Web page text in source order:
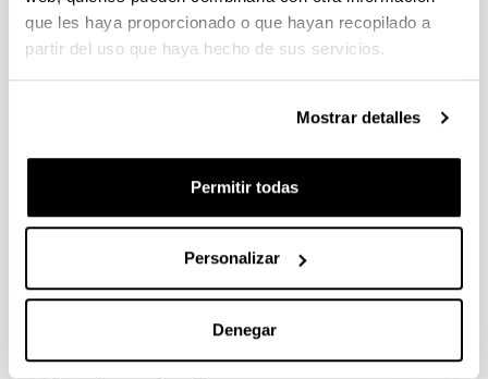
que les haya proporcionado o que hayan recopilado a
partir del uso que haya hecho de sus servicios.
Mostrar detalles
Permitir todas
Personalizar
Denegar
Tribunales de 5ª y 6ª convocatoria
Curso 2025-2026
Tribunales de asignatura, 5ª y 6ª convocatoria
PDF, 747,05KB
Curso 2026-2027
(Abre una nueva ventana)
Grado en Fundamentos de Arquitectura.
PDF, 1.005,77